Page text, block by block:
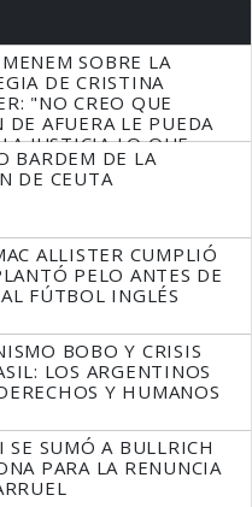
SOBRE LA
DE CRISTINA
"NO CREO QUE
DE AFUERA LE PUEDA
JUSTICIA LO QUE
HACER"
BARDEM DE LA
DE CEUTA
ALLISTER CUMPLIÓ
PELO ANTES DE
FÚTBOL INGLÉS
BOBO Y CRISIS
LOS ARGENTINOS
Y HUMANOS
SE SUMÓ A BULLRICH
PARA LA RENUNCIA